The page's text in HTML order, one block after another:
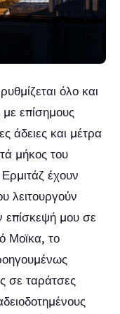
όλο και
με επίσημους
άδειες και μέτρα
μήκος του
έχουν
λειτουργούν
επίσκεψή μου σε
Μοϊκα, το
σε ταράτσες